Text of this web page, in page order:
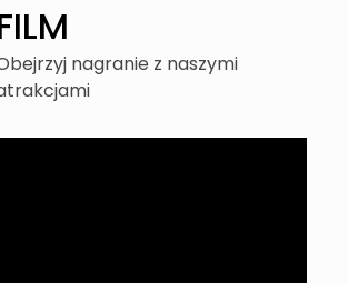
nagranie z naszymi